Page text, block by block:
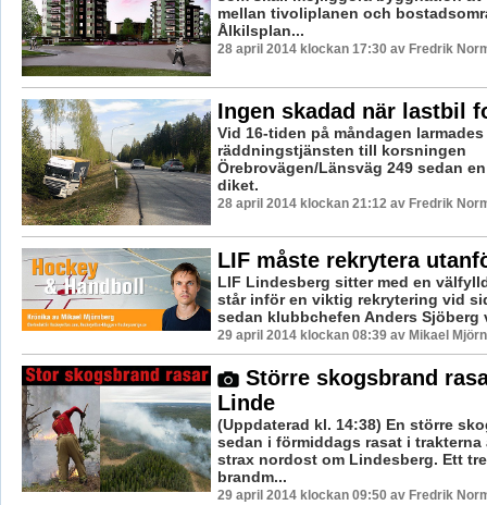
mellan tivoliplanen och
Ålkilsplan...
28 april 2014 klockan 17:30 av Fredrik
Ingen skadad när lastbil
Vid 16-tiden på måndagen larmades
räddningstjänsten till korsningen
Örebrovägen/Länsväg 249 sedan
diket.
28 april 2014 klockan 21:12 av Fredrik
LIF måste rekrytera
LIF Lindesberg sitter med en
står inför en viktig rekrytering vid
sedan klubbchefen Anders Sjöberg
29 april 2014 klockan 08:39 av Mikael
Större skogsbrand
Linde
(Uppdaterad kl. 14:38) En större
sedan i förmiddags rasat i trakterna
strax nordost om Lindesberg. Ett
brandm...
29 april 2014 klockan 09:50 av Fredrik